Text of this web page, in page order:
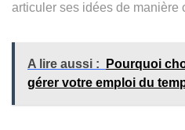
articuler ses idées de manière
A lire aussi :
Pourquoi
gérer votre emploi du